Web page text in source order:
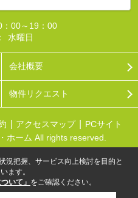
：00～19：00
水曜日
会社概要
物件リクエスト
アクセスマップ
PCサイト
ホーム All rights reserved.
況把握、サービス向上検討を目的と
ます。
いて」 をご確認ください。